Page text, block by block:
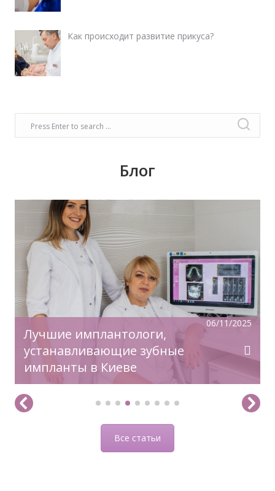
Как происходит развитие прикуса?
Блог
06/11/2025
Лучшие имплантологи,
устанавливающие зубные
импланты в Киеве
Время задуматься о волшебном платье,
прическе, макияже. Позаботьтесь о вашей
улыбке, которая придаст вашему образу
чувство комфорта и уверенности!
Все статьи